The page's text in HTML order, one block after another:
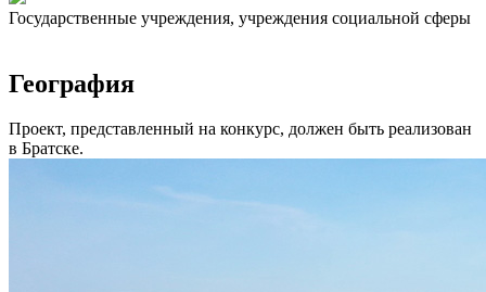
Государственные учреждения, учреждения социальной сферы
География
Проект, представленный на конкурс, должен быть реализован
в Братске.